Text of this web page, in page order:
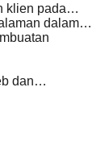
klien pada…
dalam…
dan…